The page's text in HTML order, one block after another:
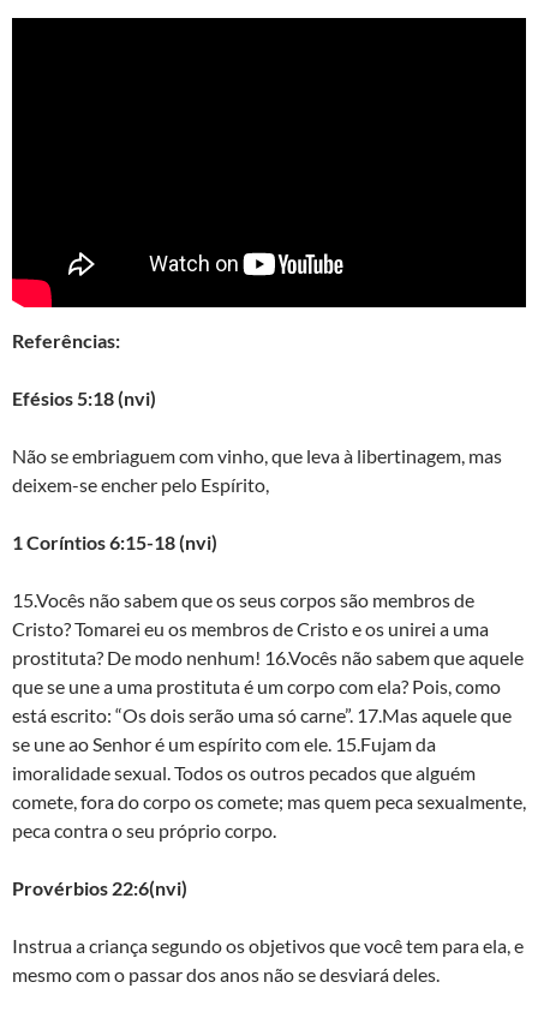
Referências:
Efésios 5:18 (nvi)
Não se embriaguem com vinho, que leva à libertinagem, mas
deixem-se encher pelo Espírito,
1 Coríntios 6:15-18 (nvi)
15.Vocês não sabem que os seus corpos são membros de
Cristo? Tomarei eu os membros de Cristo e os unirei a uma
prostituta? De modo nenhum! 16.Vocês não sabem que aquele
que se une a uma prostituta é um corpo com ela? Pois, como
está escrito: “Os dois serão uma só carne”. 17.Mas aquele que
se une ao Senhor é um espírito com ele. 15.Fujam da
imoralidade sexual. Todos os outros pecados que alguém
comete, fora do corpo os comete; mas quem peca sexualmente,
peca contra o seu próprio corpo.
Provérbios 22:6(nvi)
Instrua a criança segundo os objetivos que você tem para ela, e
mesmo com o passar dos anos não se desviará deles.